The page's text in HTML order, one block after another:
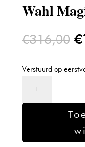
Wahl
€316,00 €
Verstuurd op